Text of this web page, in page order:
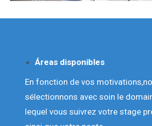
Áreas disponibles
En fonction de vos motivations,
sélectionnons avec soin le
lequel vous suivrez votre stage